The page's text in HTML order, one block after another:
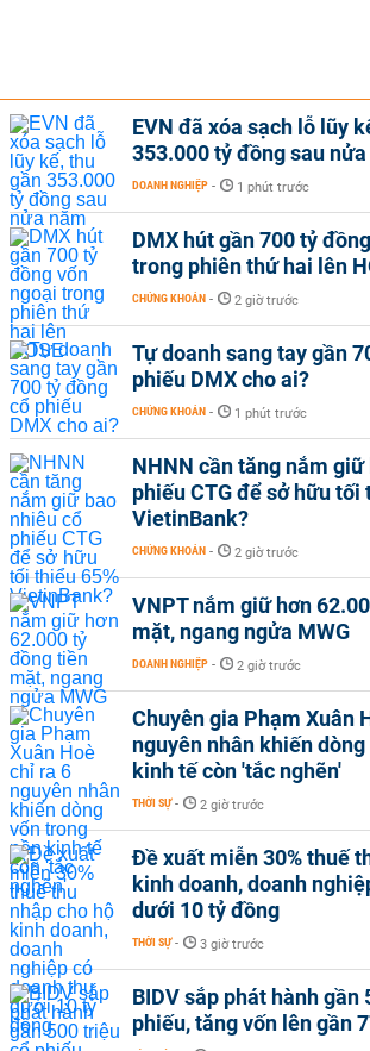
EVN đã xóa sạch lỗ lũy
353.000 tỷ đồng sau
DOANH NGHIỆP - 1 phút trước
DMX hút gần 700 tỷ
trong phiên thứ hai lên
CHỨNG KHOÁN - 2 giờ trước
Tự doanh sang tay gần
phiếu DMX cho ai?
CHỨNG KHOÁN - 1 phút trước
NHNN cần tăng nắm giữ
phiếu CTG để sở hữu tối
VietinBank?
CHỨNG KHOÁN - 2 giờ trước
VNPT nắm giữ hơn
mặt, ngang ngửa MWG
DOANH NGHIỆP - 2 giờ trước
Chuyên gia Phạm Xuân
nguyên nhân khiến
kinh tế còn 'tắc nghẽn'
THỜI SỰ - 2 giờ trước
Đề xuất miễn 30% thuế
kinh doanh, doanh
dưới 10 tỷ đồng
THỜI SỰ - 3 giờ trước
BIDV sắp phát hành gần
phiếu, tăng vốn lên gần